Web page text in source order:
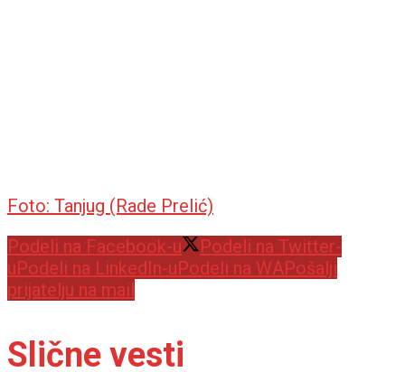
Foto: Tanjug (Rade Prelić)
Podeli na Facebook-u
Podeli na Twitter-
uPodeli na LinkedIn-uPodeli na WAPošalji
prijatelju na mail
Slične vesti